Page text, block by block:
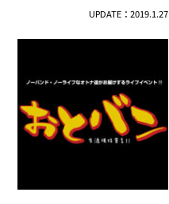
UPDATE：2019.1.27